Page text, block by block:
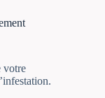
votre